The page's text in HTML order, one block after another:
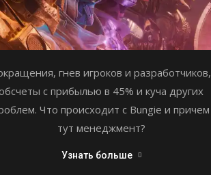
гнев игроков и разработчиков,
с прибылью в 45% и куча других
Что происходит с Bungie и причем
тут менеджмент?
Узнать больше